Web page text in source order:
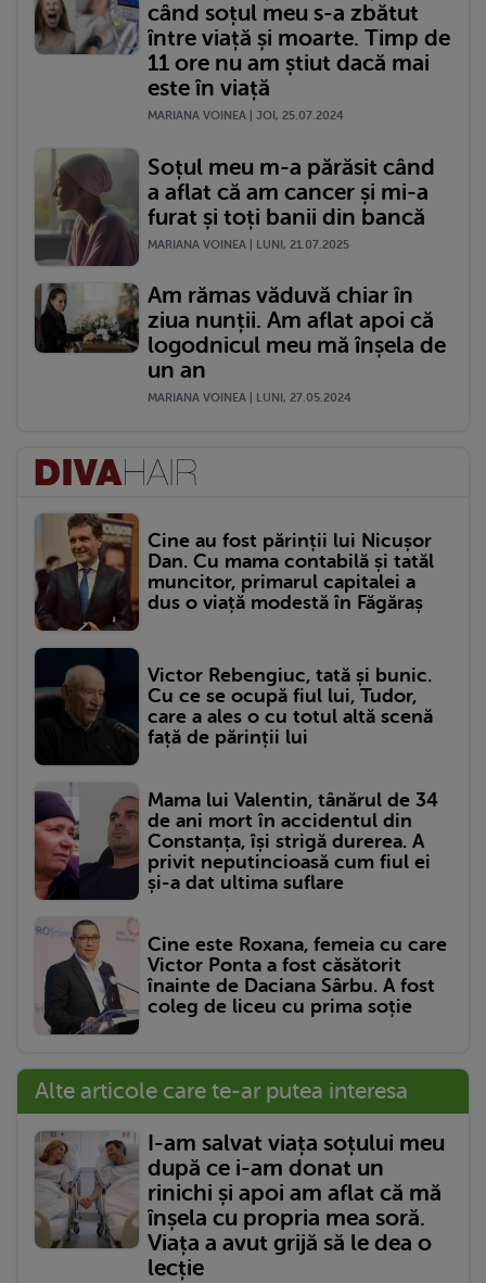
când soțul meu s-a zbătut
între viață și moarte. Timp de
11 ore nu am știut dacă mai
este în viață
MARIANA VOINEA | JOI, 25.07.2024
Soțul meu m-a părăsit când
a aflat că am cancer și mi-a
furat și toți banii din bancă
MARIANA VOINEA | LUNI, 21.07.2025
Am rămas văduvă chiar în
ziua nunții. Am aflat apoi că
logodnicul meu mă înșela de
un an
MARIANA VOINEA | LUNI, 27.05.2024
Cine au fost părinții lui Nicușor
Dan. Cu mama contabilă și tatăl
muncitor, primarul capitalei a
dus o viață modestă în Făgăraș
Victor Rebengiuc, tată și bunic.
Cu ce se ocupă fiul lui, Tudor,
care a ales o cu totul altă scenă
față de părinții lui
Mama lui Valentin, tânărul de 34
de ani mort în accidentul din
Constanța, își strigă durerea. A
privit neputincioasă cum fiul ei
și-a dat ultima suflare
Cine este Roxana, femeia cu care
Victor Ponta a fost căsătorit
înainte de Daciana Sârbu. A fost
coleg de liceu cu prima soție
Alte articole care te-ar putea interesa
I-am salvat viața soțului meu
după ce i-am donat un
rinichi și apoi am aflat că mă
înșela cu propria mea soră.
Viața a avut grijă să le dea o
lecție